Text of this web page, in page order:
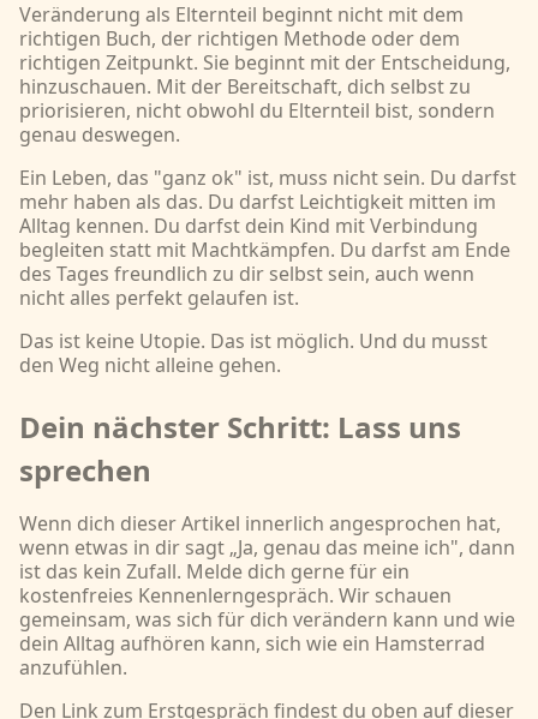
Veränderung als Elternteil beginnt nicht mit dem
richtigen Buch, der richtigen Methode oder dem
richtigen Zeitpunkt. Sie beginnt mit der Entscheidung,
hinzuschauen. Mit der Bereitschaft, dich selbst zu
priorisieren, nicht obwohl du Elternteil bist, sondern
genau deswegen.
Ein Leben, das "ganz ok" ist, muss nicht sein. Du darfst
mehr haben als das. Du darfst Leichtigkeit mitten im
Alltag kennen. Du darfst dein Kind mit Verbindung
begleiten statt mit Machtkämpfen. Du darfst am Ende
des Tages freundlich zu dir selbst sein, auch wenn
nicht alles perfekt gelaufen ist.
Das ist keine Utopie. Das ist möglich. Und du musst
den Weg nicht alleine gehen.
Dein nächster Schritt: Lass uns
sprechen
Wenn dich dieser Artikel innerlich angesprochen hat,
wenn etwas in dir sagt „Ja, genau das meine ich", dann
ist das kein Zufall. Melde dich gerne für ein
kostenfreies Kennenlerngespräch. Wir schauen
gemeinsam, was sich für dich verändern kann und wie
dein Alltag aufhören kann, sich wie ein Hamsterrad
anzufühlen.
Den Link zum Erstgespräch findest du oben auf dieser